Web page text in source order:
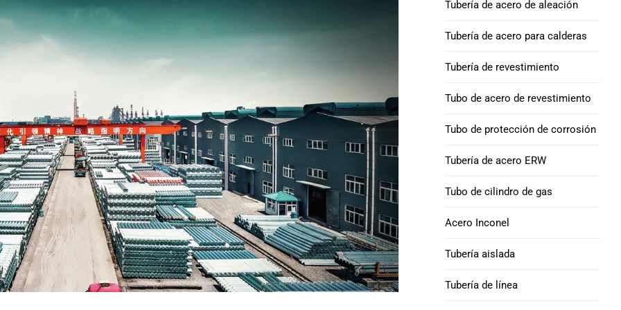
2LPE / 2Tubería
recubierta de LPP
galvanizado
Tubos de recubrimiento
interno epoxi
Tubería y accesorios
revestidos de PTFE
Tubería de acero ASTM
A213
Tubería de acero aleado
ASTM A369
Tubería de acero aleado
ASTM A250
Tubería de acero aleado
ASTM A556
tubo de acero
Aleación INCONEL 718
tubo de acero
Aleación de níquel 825
Tubo de acero
Níquel 800, 800H,
800Tubo de aleación HT
Tubo de acero de
aleación HX
Tubo de perforación y
API 5DP
Collar de perforación |
Tubo de revestimiento
TUBERÍA
Tubería de
aleado y acero inoxidable
Tubería de acero de aleación
Tubería de acero para calderas
Tubería de revestimiento
Tubo de acero de revestimiento
Tubo de protección de corrosión
Tubería de acero ERW
Tubo de cilindro de gas
Acero Inconel
Tubería aislada
Tubería de línea